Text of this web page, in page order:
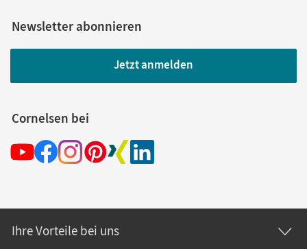
Newsletter abonnieren
Jetzt anmelden
Cornelsen bei
Ihre Vorteile bei uns